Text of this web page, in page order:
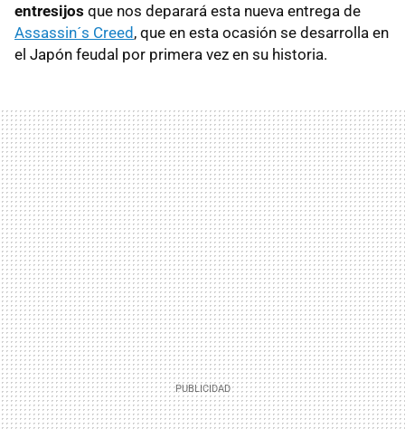
entresijos que nos deparará esta nueva entrega de
Assassin´s Creed , que en esta ocasión se desarrolla en
el Japón feudal por primera vez en su historia.